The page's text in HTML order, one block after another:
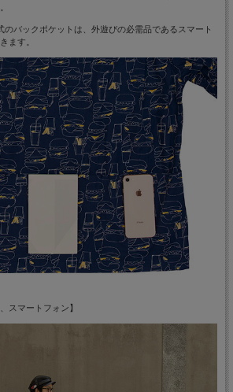
のバックポケットは、外遊びの必需品であるスマート
ます。
スマートフォン】